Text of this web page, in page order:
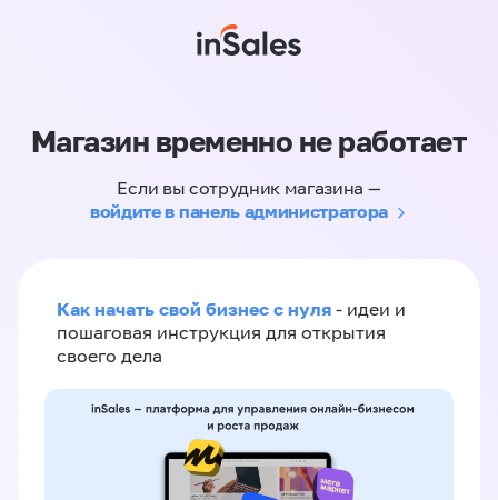
Магазин временно не работает
Если вы сотрудник магазина —
войдите в панель администратора
Как начать свой бизнес с нуля - идеи и
пошаговая инструкция для открытия
своего дела